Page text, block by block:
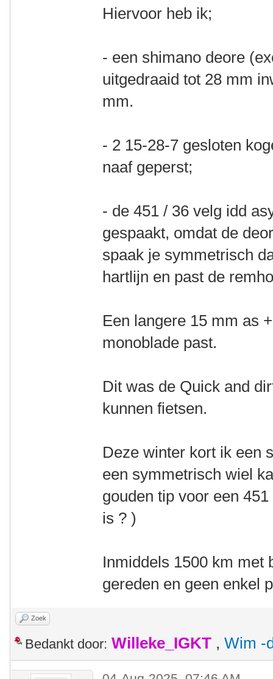
Hiervoor heb ik;
- een shimano deore
uitgedraaid tot 28 mm
mm.
- 2 15-28-7 gesloten
naaf geperst;
- de 451 / 36 velg idd
gespaakt, omdat de
spaak je symmetrisch
hartlijn en past de
Een langere 15 mm as
monoblade past.
Dit was de Quick and
kunnen fietsen.
Deze winter kort ik een
een symmetrisch wiel
gouden tip voor een
is ? )
Inmiddels 1500 km met
gereden en geen enkel
Zoek
Bedankt door: Willeke_IGKT , Wim -